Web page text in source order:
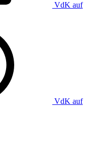
VdK auf
VdK auf